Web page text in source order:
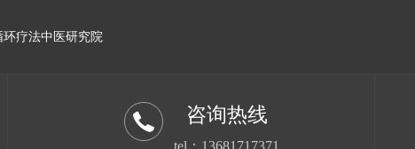
环疗法中医研究院
咨询热线
tel：13681717371